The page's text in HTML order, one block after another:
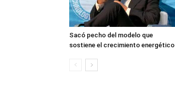
Sacó pecho del modelo que
sostiene el crecimiento energético